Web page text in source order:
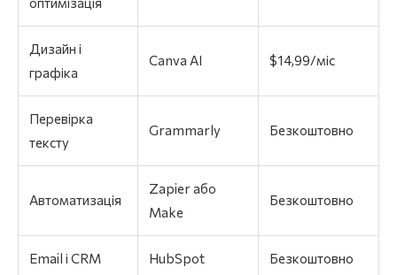
Дизайн і
графіка
Canva AI $14,99/міс
Перевірка
тексту
Grammarly Безкоштовно
Автоматизація
Zapier або
Make
Безкоштовно
Email і CRM HubSpot Безкоштовно